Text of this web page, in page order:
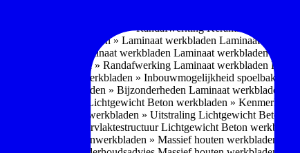
Keramiek werkbladen » RandafwerkingKeramiek
Keukenwerkbladen » Laminaat werkbladen Laminaat
» Nadelen Laminaat werkbladen Laminaat werkbladen »
Laminaat werkbladen » Randafwerking Laminaat werkbladen
Laminaat werkbladen » Inbouwmogelijkheid spoelbak bij
Laminaat werkbladen » Bijzonderheden Laminaat werkbladen
» Eigenschappen Lichtgewicht Beton werkbladen » Kenmerken
Lichtgewicht Beton werkbladen » Uitstraling Lichtgewicht Beton
werkbladen » OppervlaktestructuurLichtgewicht Beton
Prijsniveau Keukenwerkbladen » Massief houten werkbladen